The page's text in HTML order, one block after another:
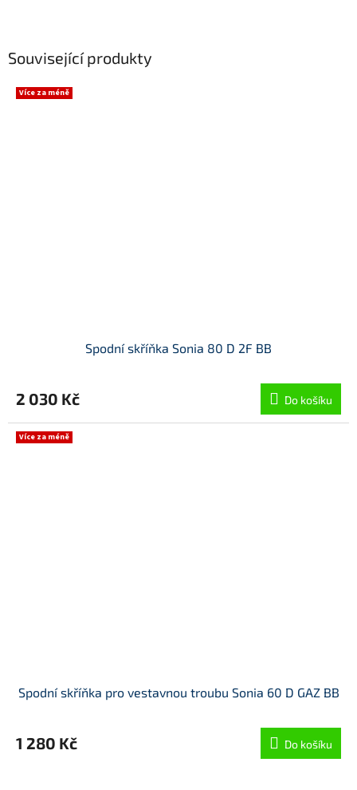
Související produkty
Více za méně
Spodní skříňka Sonia 80 D 2F BB
2 030 Kč Do košíku
Více za méně
Spodní skříňka pro vestavnou troubu Sonia 60 D GAZ BB
1 280 Kč Do košíku